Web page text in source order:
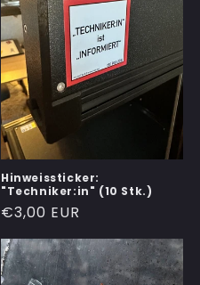
Hinweissticker:
"Techniker:in" (10 Stk.)
Normaler
Preis
€3,00 EUR